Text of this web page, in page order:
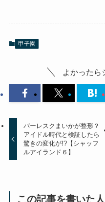
甲子園
よかったら
バーレスクまいかが整形？
アイドル時代と検証したら
驚きの変化が!?【シャッフ
ルアイランド６】
この記事を書いた人